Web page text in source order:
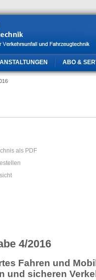
ABO &
als PDF
4/2016
Fahren und
und sicheren